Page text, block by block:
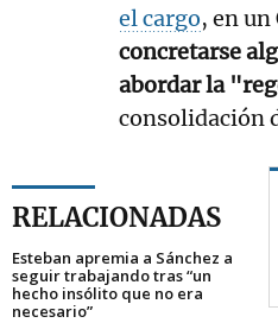
el cargo, en un
concretarse
abordar la
consolidación
RELACIONADAS
Esteban apremia a Sánchez a
seguir trabajando tras “un
hecho insólito que no era
necesario”